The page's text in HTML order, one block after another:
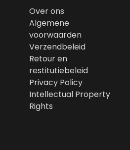
Over ons
Algemene
voorwaarden
Verzendbeleid
Retour en
restitutiebeleid
Privacy Policy
Intellectual Property
Rights